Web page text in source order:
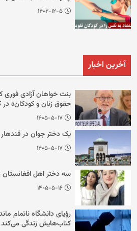
۱۴۰۲-۱۲-۵
آخرین اخبار
بنت خواهان آزادی فوری
حقوق زنان و کودکان»
۱۴۰۵-۵-۱۷
یک دختر جوان در
۱۴۰۵-۵-۱۷
سه دختر اهل افغانستان
۱۴۰۵-۵-۱۶
رؤیای دانشگاه ناتمام
کتاب‌هایش زندگی می‌کند